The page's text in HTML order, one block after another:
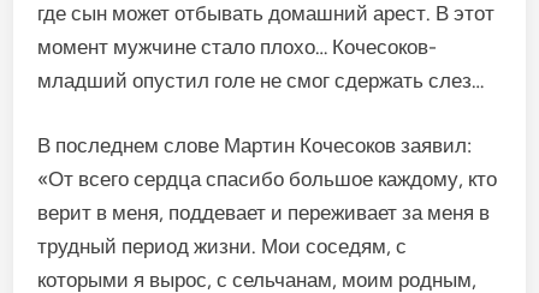
где сын может отбывать домашний арест. В этот
момент мужчине стало плохо… Кочесоков-
младший опустил голе не смог сдержать слез…
В последнем слове Мартин Кочесоков заявил:
«От всего сердца спасибо большое каждому, кто
верит в меня, поддевает и переживает за меня в
трудный период жизни. Мои соседям, с
которыми я вырос, с сельчанам, моим родным,